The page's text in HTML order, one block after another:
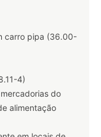
carro pipa (36.00-
4)
do
alimentação